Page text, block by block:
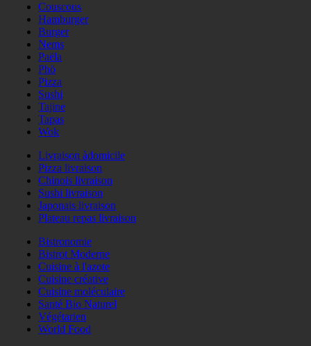
Couscous
Hamburger
Burger
Nems
Paëla
Phö
Pizza
Sushi
Tajine
Tapas
Wok
Livraison àdomicile
Pizza livraison
Chinois livraison
Sushi livraison
Japonais livraison
Plateau repas livraison
Bistronomie
Bistrot Moderne
Cuisine à l'azote
Cuisine créative
Cuisine moléculaire
Santé Bio Naturel
Végétarien
World Food